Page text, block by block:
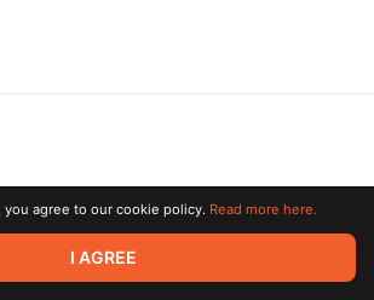
Limited. All rights reserved. All trademarks
respective owners.
you agree to our cookie policy. Read more here.
I AGREE